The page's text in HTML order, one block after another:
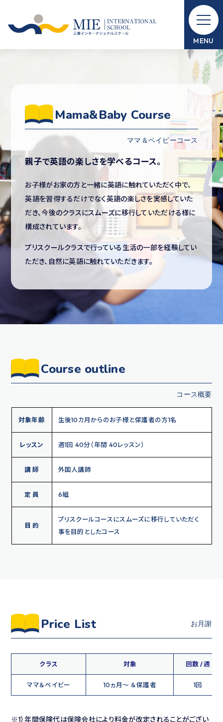
コ
キ
ッ
プ
MENU
Mama&Baby Course
親子で英語の楽しさを学べるコース。
お子様がお家の方と一緒に英語に触れていただく中で、
英語を習得するだけでなく英語の楽しさを実感していた
だき、今後のクラスにスムーズに移行していただける様に
構成されています。
プリスクールクラスで行っている生活の一部を経験してい
ただき、自然に英語に触れていただきます。
Course outline
対象年齢 生後10カ月からのお子様と保護者の方1名
レッスン 週1回 40分（年間 40レッスン）
講 師 外国人講師
定 員 6組
目 的
プリスクールコースにスムーズに移行していただく
事を目的としたコース
Price List
クラス 対象 回数 / 週
ママ＆ベイビー 10ヵ月～ ＆保護者 1回
※1）年間保険代は保険会社により料金が改定されることがござい